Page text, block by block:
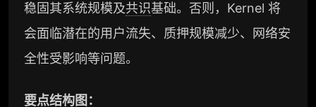
淀内容）
机构专属社群（与业内高管、机构、基金等共
研精进）
稳固其系统规模及共识基础。否则，Kernel 将
会面临潜在的用户流失、质押规模减少、网络安
全性受影响等问题。
要点结构图：